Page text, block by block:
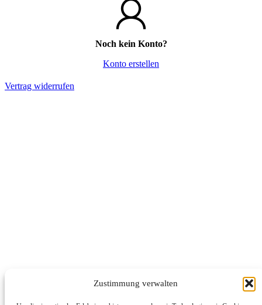
Zustimmung verwalten
Noch kein Konto?
Konto erstellen
Vertrag widerrufen